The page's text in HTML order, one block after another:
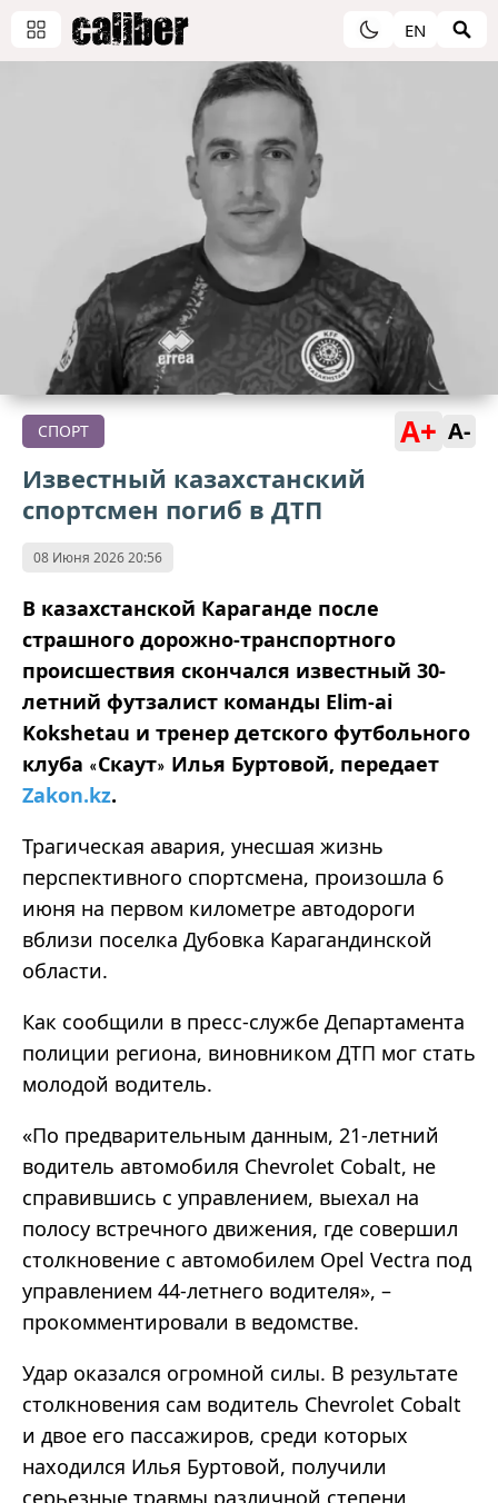
EN
СПОРТ A+ A-
Известный казахстанский
спортсмен погиб в ДТП
08 Июня 2026 20:56
В казахстанской Караганде после
страшного дорожно-транспортного
происшествия скончался известный 30-
летний футзалист команды Elim-ai
Kokshetau и тренер детского футбольного
клуба «Скаут» Илья Буртовой, передает
Zakon.kz.
Трагическая авария, унесшая жизнь
перспективного спортсмена, произошла 6
июня на первом километре автодороги
вблизи поселка Дубовка Карагандинской
области.
Как сообщили в пресс-службе Департамента
полиции региона, виновником ДТП мог стать
молодой водитель.
«По предварительным данным, 21-летний
водитель автомобиля Chevrolet Cobalt, не
справившись с управлением, выехал на
полосу встречного движения, где совершил
столкновение с автомобилем Opel Vectra под
управлением 44-летнего водителя», –
прокомментировали в ведомстве.
Удар оказался огромной силы. В результате
столкновения сам водитель Chevrolet Cobalt
и двое его пассажиров, среди которых
находился Илья Буртовой, получили
серьезные травмы различной степени